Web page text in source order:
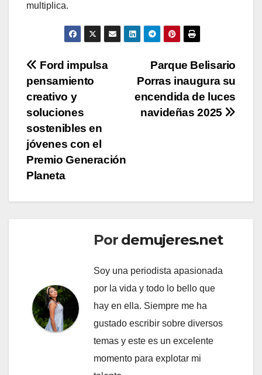
multiplica.
Navegación
de
entradas
Parque Belisario
Porras inaugura su
encendida de luces
navideñas 2025
Ford impulsa
pensamiento
creativo y
soluciones
sostenibles en
jóvenes con el
Premio Generación
Planeta
Por demujeres.net
Soy una periodista apasionada
por la vida y todo lo bello que
hay en ella. Siempre me ha
gustado escribir sobre diversos
temas y este es un excelente
momento para explotar mi